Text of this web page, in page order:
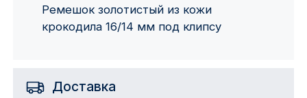
Ремешок золотистый из кожи
крокодила 16/14 мм под клипсу
Доставка